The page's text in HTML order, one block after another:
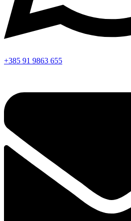
+385 91 9863 655